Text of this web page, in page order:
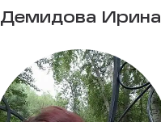
Демидова Ирина